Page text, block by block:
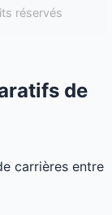
réservés
de
carrières entre